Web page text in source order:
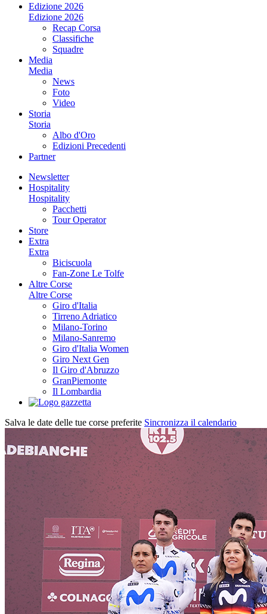
Edizione 2026
Edizione 2026
Recap Corsa
Classifiche
Squadre
Media
Media
News
Foto
Video
Storia
Storia
Albo d'Oro
Edizioni Precedenti
Partner
Newsletter
Hospitality
Hospitality
Pacchetti
Tour Operator
Store
Extra
Extra
Biciscuola
Fan-Zone Le Tolfe
Altre Corse
Altre Corse
Giro d'Italia
Tirreno Adriatico
Milano-Torino
Milano-Sanremo
Giro d'Italia Women
Giro Next Gen
Il Giro d'Abruzzo
GranPiemonte
Il Lombardia
Salva le date delle tue corse preferite Sincronizza il calendario